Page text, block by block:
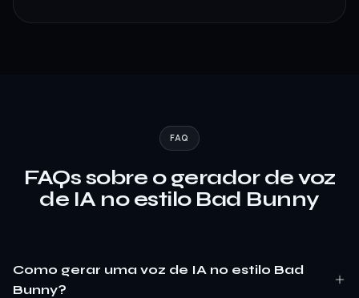
FAQ
FAQs sobre o gerador de voz
de IA no estilo Bad Bunny
Como gerar uma voz de IA no estilo Bad
Bunny?